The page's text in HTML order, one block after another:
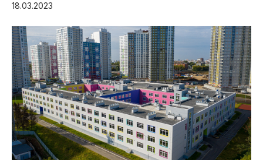
Инфраструктура
Благоустройство
18.03.2023